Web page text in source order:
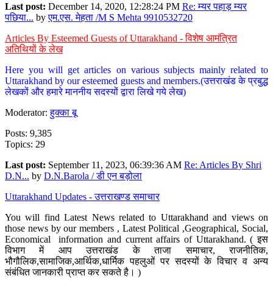
Last post: December 14, 2020, 12:28:24 PM Re: म्यर पहाड़ म्यर
पछिया... byएम.एस. मेहता /M S Mehta 9910532720
Articles By Esteemed Guests of Uttarakhand - विशेष आमंत्रित
अतिथियों के लेख
Here you will get articles on various subjects mainly related to
Uttarakhand by our esteemed guests and members.(उत्तराखंड के प्रबुद्ध
लेखकों और हमारे माननीय सदस्यों द्वारा लिखे गये लेख)
Moderator:हुक्का बू
Posts: 9,385
Topics: 29
Last post: September 11, 2023, 06:39:36 AM Re: Articles By Shri
D.N... by D.N.Barola / डी एन बड़ोला
Uttarakhand Updates - उत्तराखण्ड समाचार
You will find Latest News related to Uttarakhand and views on
those news by our members , Latest Political ,Geographical, Social,
Economical information and current affairs of Uttarakhand. ( इस
विभाग में आप उत्तराखंड के ताजा समाचार, राजनीतिक,
भौगौलिक,सामाजिक,आर्थिक,धार्मिक पहलुओं पर सदस्यों के विचार व अन्य
संबंधित जानकारी प्राप्त कर सकते है। )